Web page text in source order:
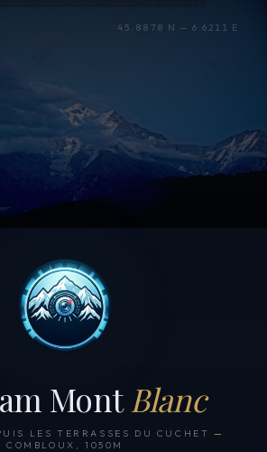
45.8878 N — 6.6211 E
Mont Blanc
LES TERRASSES DU CUCHET —
COMBLOUX, 1050M